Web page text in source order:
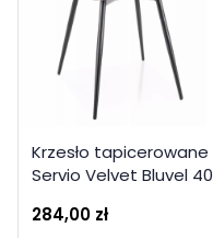
Krzesło tapicerowane
Servio Velvet Bluvel 40
284,00 zł